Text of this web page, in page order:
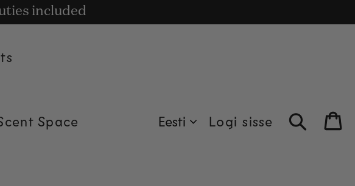
tellimuste puhul.
included
Space Eesti Logi sisse Bag